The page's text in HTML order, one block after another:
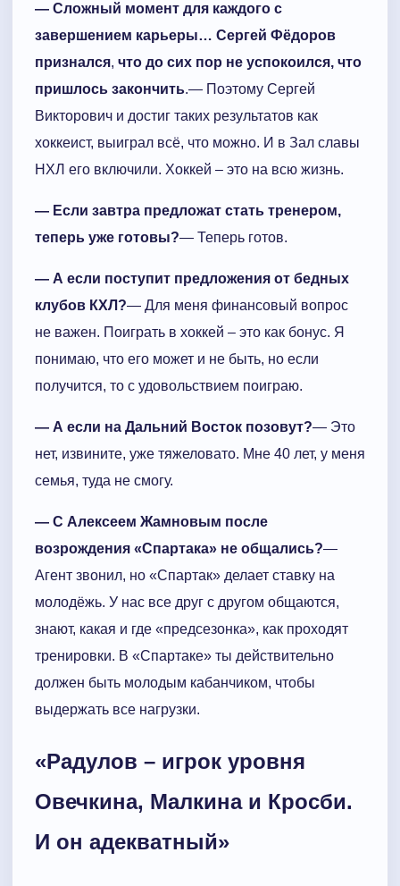
— Сложный момент для каждого с
завершением карьеры… Сергей Фёдоров
признался, что до сих пор не успокоился, что
пришлось закончить.— Поэтому Сергей
Викторович и достиг таких результатов как
хоккеист, выиграл всё, что можно. И в Зал славы
НХЛ его включили. Хоккей – это на всю жизнь.
— Если завтра предложат стать тренером,
теперь уже готовы?— Теперь готов.
— А если поступит предложения от бедных
клубов КХЛ?— Для меня финансовый вопрос
не важен. Поиграть в хоккей – это как бонус. Я
понимаю, что его может и не быть, но если
получится, то с удовольствием поиграю.
— А если на Дальний Восток позовут?— Это
нет, извините, уже тяжеловато. Мне 40 лет, у меня
семья, туда не смогу.
— С Алексеем Жамновым после
возрождения «Спартака» не общались?—
Агент звонил, но «Спартак» делает ставку на
молодёжь. У нас все друг с другом общаются,
знают, какая и где «предсезонка», как проходят
тренировки. В «Спартаке» ты действительно
должен быть молодым кабанчиком, чтобы
выдержать все нагрузки.
«Радулов – игрок уровня
Овечкина, Малкина и Кросби.
И он адекватный»